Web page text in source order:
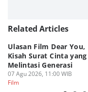
Related Articles
Ulasan Film Dear You,
Kisah Surat Cinta yang
Melintasi Generasi
07 Agu 2026, 11:00 WIB
Film